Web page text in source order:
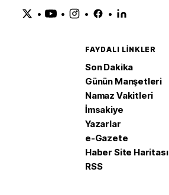
• • • •
FAYDALI LINKLER
Son Dakika
Günün Manşetleri
Namaz Vakitleri
İmsakiye
Yazarlar
e-Gazete
Haber Site Haritası
RSS